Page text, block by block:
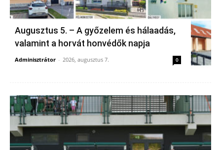
Augusztus 5. – A győzelem és hálaadás,
valamint a horvát honvédők napja
Adminisztrátor - 2026, augusztus 7. 0